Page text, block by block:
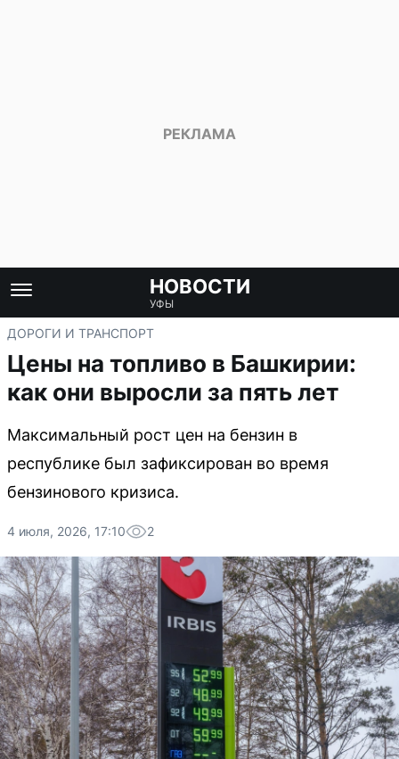
НОВОСТИ
УФЫ
ДОРОГИ И ТРАНСПОРТ
Цены на топливо в Башкирии:
как они выросли за пять лет
Максимальный рост цен на бензин в
республике был зафиксирован во время
бензинового кризиса.
4 июля, 2026, 17:10 2